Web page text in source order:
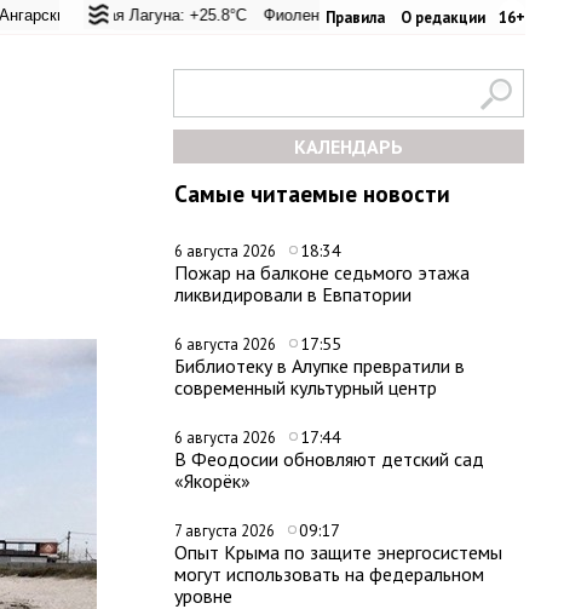
Правила О редакции 16+
Лагуна: +25.8°C Фиолент: +26.1°C Казачья бухта: +26.2°C
перевал: +25°C Евпатория: +32°C Керчь: +33.1°C Никитский сад:
КАЛЕНДАРЬ
Самые читаемые новости
6 августа 2026 18:34
Пожар на балконе седьмого этажа
ликвидировали в Евпатории
6 августа 2026 17:55
Библиотеку в Алупке превратили в
современный культурный центр
6 августа 2026 17:44
В Феодосии обновляют детский сад
«Якорёк»
7 августа 2026 09:17
Опыт Крыма по защите энергосистемы
могут использовать на федеральном
уровне